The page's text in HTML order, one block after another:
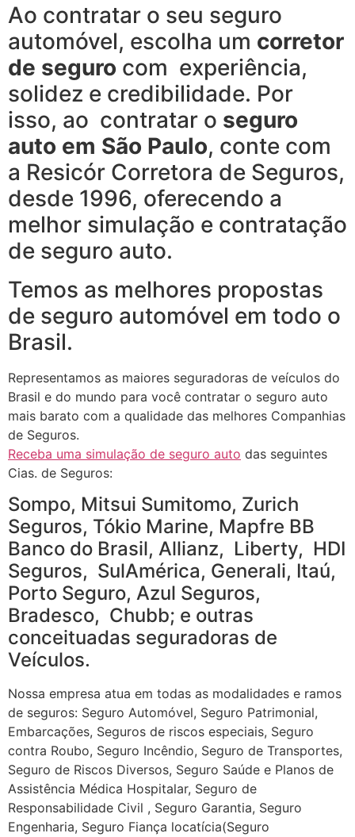
Ao contratar o seu seguro
automóvel, escolha um corretor
de seguro com experiência,
solidez e credibilidade. Por
isso, ao contratar o seguro
auto em São Paulo, conte com
a Resicór Corretora de Seguros,
desde 1996, oferecendo a
melhor simulação e contratação
de seguro auto.
Temos as melhores propostas
de seguro automóvel em todo o
Brasil.
Representamos as maiores seguradoras de veículos do
Brasil e do mundo para você contratar o seguro auto
mais barato com a qualidade das melhores Companhias
de Seguros.
Receba uma simulação de seguro auto das seguintes
Cias. de Seguros:
Sompo, Mitsui Sumitomo, Zurich
Seguros, Tókio Marine, Mapfre BB
Banco do Brasil, Allianz, Liberty, HDI
Seguros, SulAmérica, Generali, Itaú,
Porto Seguro, Azul Seguros,
Bradesco, Chubb; e outras
conceituadas seguradoras de
Veículos.
Nossa empresa atua em todas as modalidades e ramos
de seguros: Seguro Automóvel, Seguro Patrimonial,
Embarcações, Seguros de riscos especiais, Seguro
contra Roubo, Seguro Incêndio, Seguro de Transportes,
Seguro de Riscos Diversos, Seguro Saúde e Planos de
Assistência Médica Hospitalar, Seguro de
Responsabilidade Civil , Seguro Garantia, Seguro
Engenharia, Seguro Fiança locatícia(Seguro